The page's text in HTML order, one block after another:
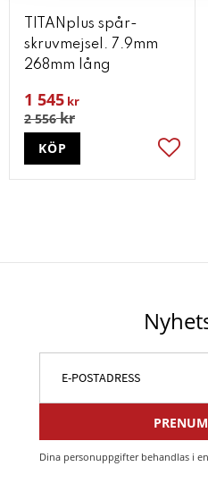
TITANplus spår-
skruvmejsel. 7.9mm
268mm lång
1 545 kr
2 556kr
Lägg
KÖP
Dina personuppgifter behandlas i